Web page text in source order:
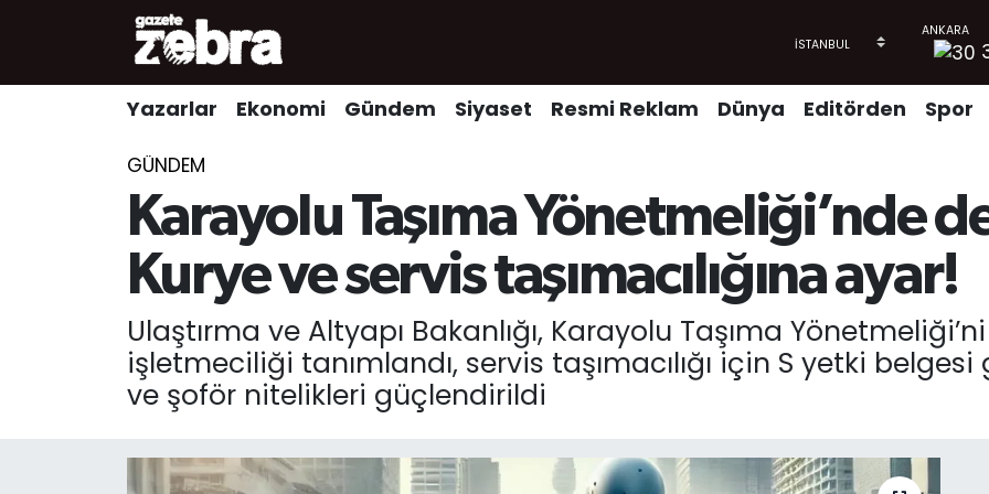
Yazarlar Ekonomi Gündem Siyaset Resmi Reklam Dünya Editörden Spor
GÜNDEM
Karayolu Taşıma Yönetmeliği’nde
Kurye ve servis taşımacılığına ayar!
Ulaştırma ve Altyapı Bakanlığı, Karayolu Taşıma
işletmeciliği tanımlandı, servis taşımacılığı için S yetki
ve şoför nitelikleri güçlendirildi
Yazarlar
Kültür-Sanat
Nöbetçi Eczaneler
Trafik Durumu
Süper Lig Puan Durumu ve Fikstür
Son Dakika Haberleri
Haber Arşivi